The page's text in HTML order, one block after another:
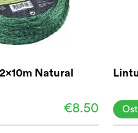
Natural
€8.50